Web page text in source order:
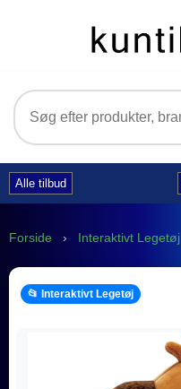
Alle tilbud
Forside › Interaktivt Legetøj
📂 Interaktivt Legetøj